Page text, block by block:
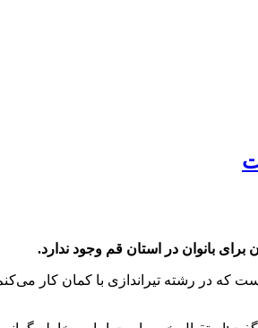
برای بانوان در استان قم وجود ندارد.
با کمان بانوان گفت:۲۲ سال است که در رشته